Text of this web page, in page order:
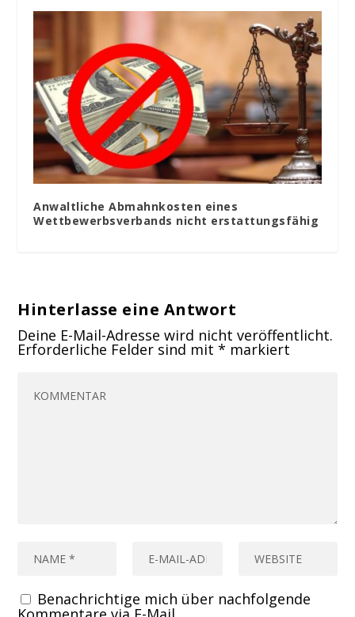
Anwaltliche Abmahnkosten eines
Wettbewerbsverbands nicht erstattungsfähig
Hinterlasse eine Antwort
Deine E-Mail-Adresse wird nicht veröffentlicht.
Erforderliche Felder sind mit* markiert
Benachrichtige mich über nachfolgende